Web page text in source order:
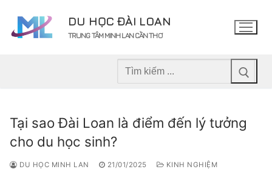
nội
DU HỌC ĐÀI LOAN
TRUNG TÂM MINH LAN CẦN THƠ
Tìm
Tại sao Đài Loan là điểm đến lý tưởng
cho du học sinh?
DU HỌC MINH LAN 21/01/2025 KINH NGHIỆM